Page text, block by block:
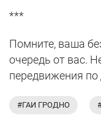
***
Помните, ваша
очередь от вас.
передвижения по
#ГАИ ГРОДНО